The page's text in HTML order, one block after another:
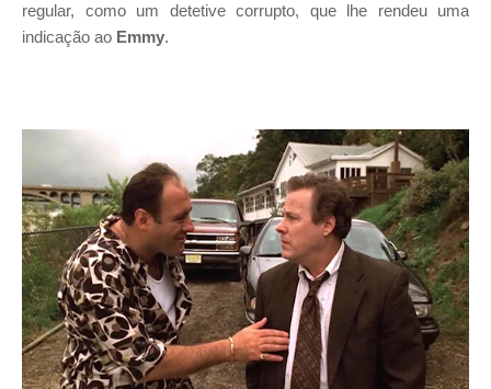
regular, como um detetive corrupto, que lhe rendeu uma
indicação ao Emmy.